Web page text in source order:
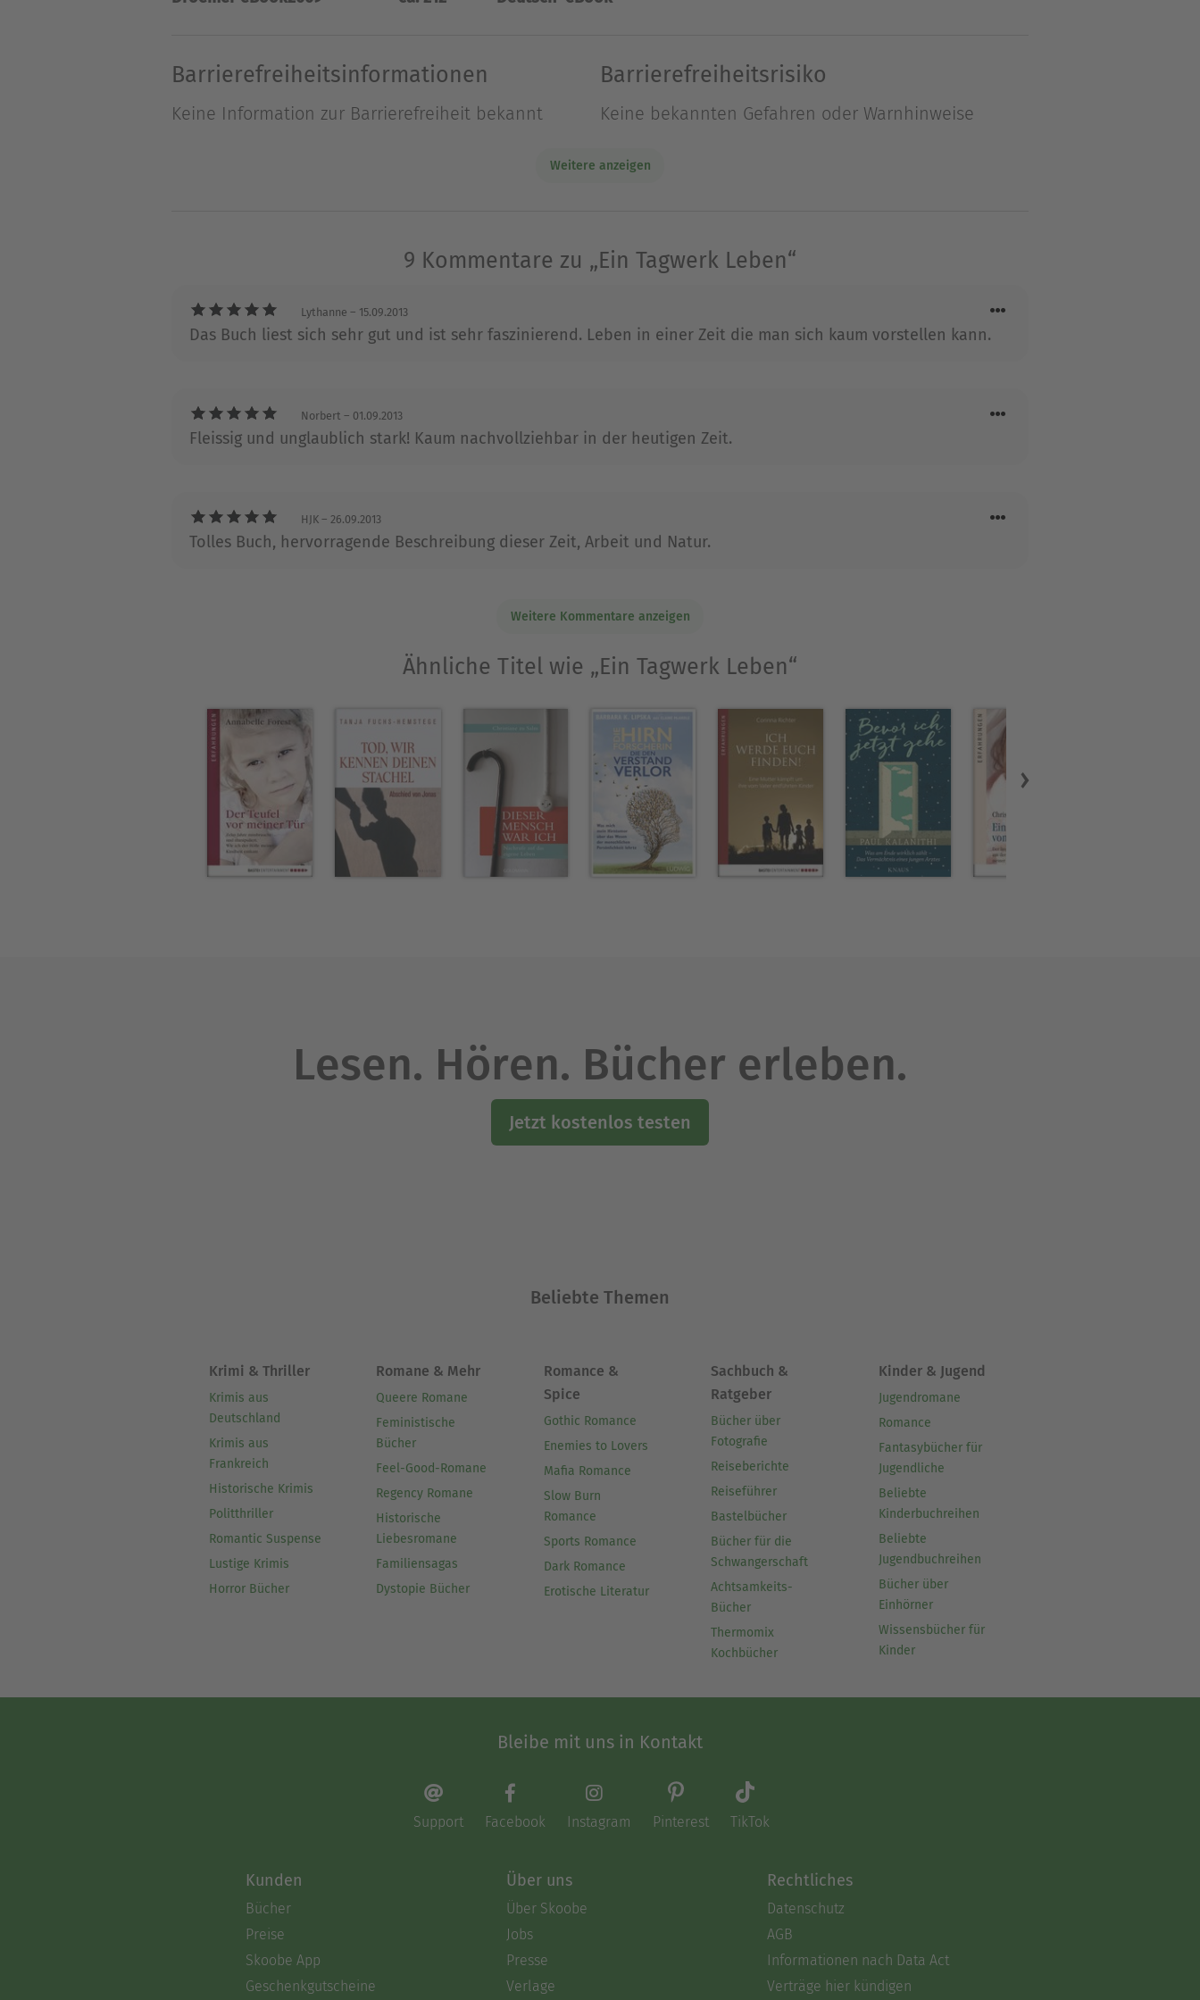
Über Dora Prinz
Besuch der Volksschule ging sie als Magd in Stellung, bis die Mutter starb und sie dem Vater den
wechselnden Bauern wieder als Magd. Heute genießt sie ihren Ruhestand.
Ausblenden
Barrierefreiheitsinformationen
Keine Information zur Barrierefreiheit bekannt
Barrierefreiheitsrisiko
Keine bekannten Gefahren oder Warnhinweise
Weitere anzeigen
9 Kommentare zu „Ein Tagwerk Leben“
Lythanne – 15.09.2013
Das Buch liest sich sehr gut und ist sehr faszinierend. Leben in einer Zeit die man sich kaum vorstellen kann.
Norbert – 01.09.2013
Fleissig und unglaublich stark! Kaum nachvollziehbar in der heutigen Zeit.
HJK – 26.09.2013
Tolles Buch, hervorragende Beschreibung dieser Zeit, Arbeit und Natur.
Weitere Kommentare anzeigen
Ähnliche Titel wie „Ein Tagwerk Leben“
Lesen. Hören. Bücher erleben.
Jetzt kostenlos testen
Beliebte Themen
Krimi & Thriller
Krimis aus
Deutschland
Krimis aus
Frankreich
Historische Krimis
Politthriller
Romantic Suspense
Lustige Krimis
Horror Bücher
Romane & Mehr
Queere Romane
Feministische
Bücher
Feel-Good-Romane
Regency Romane
Historische
Liebesromane
Familiensagas
Dystopie Bücher
Romance &
Spice
Gothic Romance
Enemies to Lovers
Mafia Romance
Slow Burn
Romance
Sports Romance
Dark Romance
Erotische Literatur
Sachbuch &
Ratgeber
Bücher über
Fotografie
Reiseberichte
Reiseführer
Bastelbücher
Bücher für die
Schwangerschaft
Achtsamkeits-
Bücher
Thermomix
Kochbücher
Kinder & Jugend
Jugendromane
Romance
Fantasybücher für
Jugendliche
Beliebte
Kinderbuchreihen
Beliebte
Jugendbuchreihen
Bücher über
Einhörner
Wissensbücher für
Kinder
Bleibe mit uns in Kontakt
Support Facebook Instagram Pinterest TikTok
Kunden
Bücher
Preise
Skoobe App
Geschenkgutscheine
Über uns
Über Skoobe
Jobs
Presse
Verlage
Rechtliches
Datenschutz
AGB
Informationen nach Data Act
Verträge hier kündigen